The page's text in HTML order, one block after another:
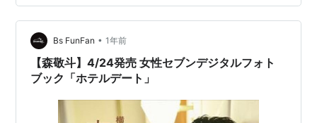
す。 彼のスピード感溢れるプレー、優しい笑顔に魅了さ
れたファンはもちろん、これから森選手を知りたいとい
う方も、この記事を読めば彼のファンになること間違い
なし！ さあ、森敬斗選手の軌跡を一緒に辿りましょう！
1. 森敬斗、彼の素顔に迫る！基本…
Bs FunFan • 1年前
【森敬斗】4/24発売 女性セブンデジタルフォト
ブック「ホテルデート」